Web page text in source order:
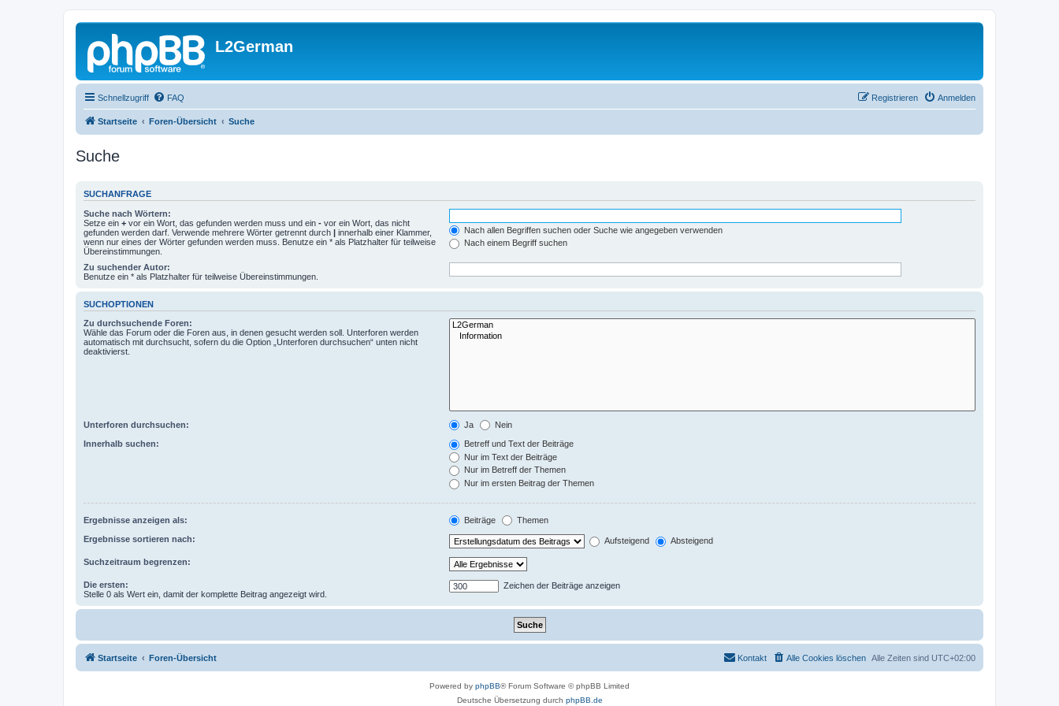
L2German
Schnellzugriff FAQ Anmelden
Registrieren
Startseite Foren-Übersicht Suche
Suche
SUCHANFRAGE
Suche nach Wörtern:
Setze ein + vor ein Wort, das gefunden werden muss und ein - vor ein Wort, das nicht
gefunden werden darf. Verwende mehrere Wörter getrennt durch | innerhalb einer Klammer,
wenn nur eines der Wörter gefunden werden muss. Benutze ein * als Platzhalter für teilweise
Übereinstimmungen.
Nach allen Begriffen suchen oder Suche wie angegeben verwenden
Nach einem Begriff suchen
Zu suchender Autor:
Benutze ein * als Platzhalter für teilweise Übereinstimmungen.
SUCHOPTIONEN
Zu durchsuchende Foren:
Wähle das Forum oder die Foren aus, in denen gesucht werden soll. Unterforen werden
automatisch mit durchsucht, sofern du die Option „Unterforen durchsuchen“ unten nicht
deaktivierst.
Unterforen durchsuchen: Ja Nein
Innerhalb suchen:
Betreff und Text der Beiträge
Nur im Text der Beiträge
Nur im Betreff der Themen
Nur im ersten Beitrag der Themen
Ergebnisse anzeigen als: Beiträge Themen
Ergebnisse sortieren nach: Aufsteigend Absteigend
Suchzeitraum begrenzen:
Die ersten:
Stelle 0 als Wert ein, damit der komplette Beitrag angezeigt wird.
Zeichen der Beiträge anzeigen
Startseite Foren-Übersicht Alle Zeiten sind UTC+02:00
Alle Cookies löschen
Kontakt
Powered by phpBB® Forum Software © phpBB Limited
Deutsche Übersetzung durch phpBB.de